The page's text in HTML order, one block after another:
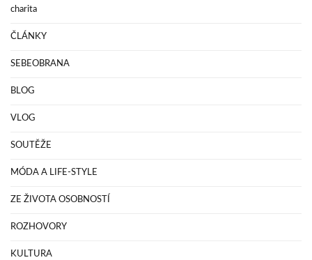
charita
ČLÁNKY
SEBEOBRANA
BLOG
VLOG
SOUTĚŽE
MÓDA A LIFE-STYLE
ZE ŽIVOTA OSOBNOSTÍ
ROZHOVORY
KULTURA